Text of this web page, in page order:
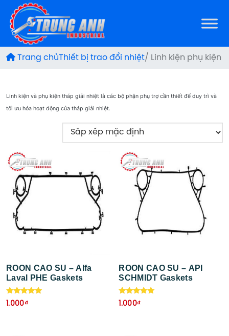
Trang chủThiết bị trao đổi nhiệt/ Linh kiện phụ kiện
Linh kiện và phụ kiện tháp giải nhiệt là các bộ phận phụ trợ cần thiết để duy trì và
tối ưu hóa hoạt động của tháp giải nhiệt.
ROON CAO SU – Alfa
Laval PHE Gaskets
Được xếp
hạng
1.000₫
ROON CAO SU – API
SCHMIDT Gaskets
Được xếp
hạng
1.000₫